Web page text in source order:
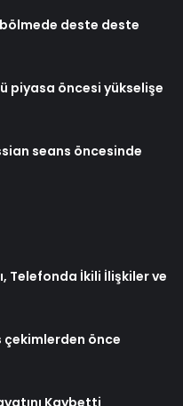
deste deste
piyasa öncesi yükselişe
seans öncesinde
Telefonda İkili İlişkiler ve
çekimlerden önce
Kaybetti